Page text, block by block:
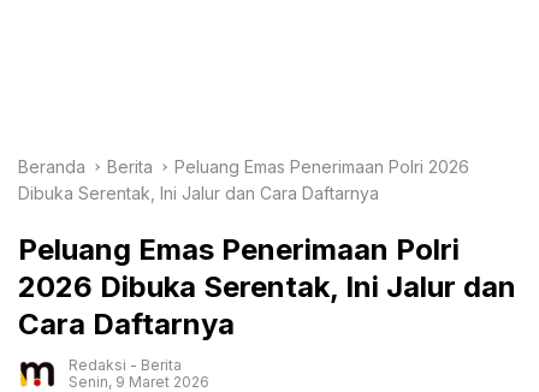
Beranda Berita
Peluang Emas Penerimaan Polri 2026
Dibuka Serentak, Ini Jalur dan Cara Daftarnya
Peluang Emas Penerimaan Polri
2026 Dibuka Serentak, Ini Jalur dan
Cara Daftarnya
Redaksi - Berita
Senin, 9 Maret 2026